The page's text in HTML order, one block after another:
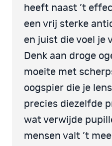
heeft naast ’t
een vrij sterke
en juist die voel je
Denk aan droge
moeite met
oogspier die je
precies diezelfde
wat verwijde
mensen valt ’t